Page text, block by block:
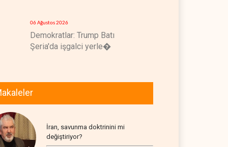
06 Ağustos 2026
Demokratlar: Trump Batı
Şeria'da işgalci yerle�
İran, savunma doktrinini mi
değiştiriyor?